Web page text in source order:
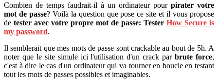
Combien de temps faudrait-il à un ordinateur pour pirater votre
mot de passe? Voilà la question que pose ce site et il vous propose
de tester avec votre propre mot de passe: Tester How Secure is
my password.
Il semblerait que mes mots de passe sont crackable au bout de 5h. A
noter que le site simule ici l'utilisation d'un crack parbrute force,
c'est à dire le cas d'un ordinateur qui va tourner en boucle en testant
tout les mots de passes possibles et imaginables.